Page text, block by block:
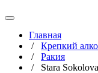
Главная
/ Крепкий
/ Ракия
/ Stara